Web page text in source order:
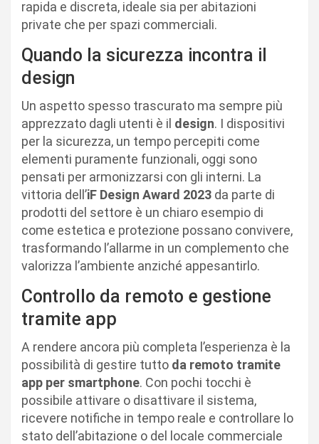
rapida e discreta, ideale sia per abitazioni
private che per spazi commerciali.
Quando la sicurezza incontra il
design
Un aspetto spesso trascurato ma sempre più
apprezzato dagli utenti è il design. I dispositivi
per la sicurezza, un tempo percepiti come
elementi puramente funzionali, oggi sono
pensati per armonizzarsi con gli interni. La
vittoria dell’iF Design Award 2023 da parte di
prodotti del settore è un chiaro esempio di
come estetica e protezione possano convivere,
trasformando l’allarme in un complemento che
valorizza l’ambiente anziché appesantirlo.
Controllo da remoto e gestione
tramite app
A rendere ancora più completa l’esperienza è la
possibilità di gestire tutto da remoto tramite
app per smartphone. Con pochi tocchi è
possibile attivare o disattivare il sistema,
ricevere notifiche in tempo reale e controllare lo
stato dell’abitazione o del locale commerciale